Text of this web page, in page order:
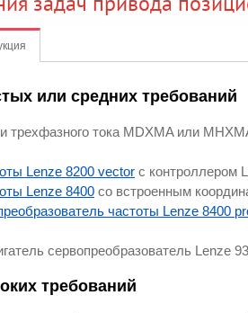
задач привода
или средних требований
трехфазного тока MDXMA или
Lenze 8200 vector с контроллером
Lenze 8400 со встроенным
частоты Lenze 8400
сервопреобразователь Lenze
требований